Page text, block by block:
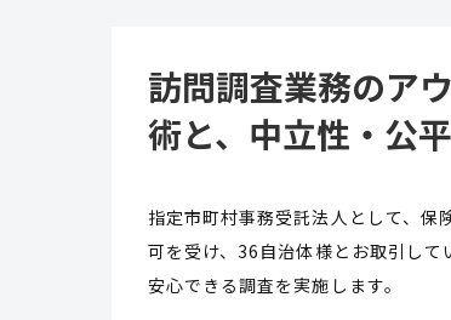
訪問調査業務のア
術と、中立性・公
指定市町村事務受託法人として、保
可を受け、36自治体様とお取引して
安心できる調査を実施します。